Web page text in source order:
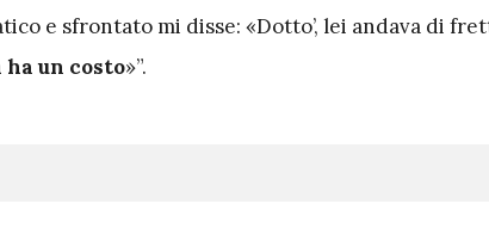
e sfrontato mi disse: «Dotto’, lei andava di
un costo»”.